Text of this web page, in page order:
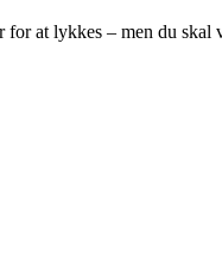
at lykkes – men du